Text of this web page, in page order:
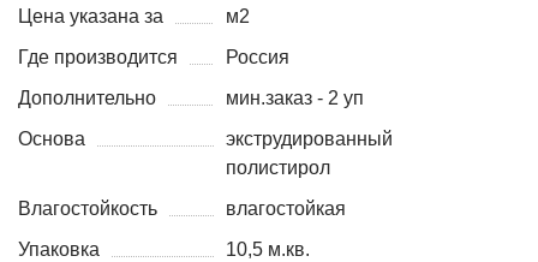
Цена указана за
м2
Где производится
Россия
Дополнительно
мин.заказ - 2 уп
Основа
экструдированный
полистирол
Влагостойкость
влагостойкая
Упаковка
10,5 м.кв.